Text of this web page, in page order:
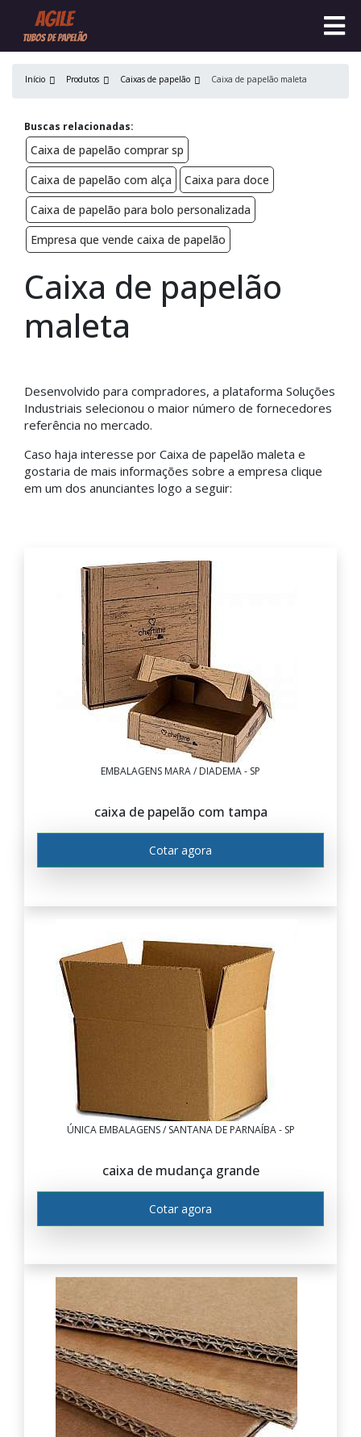
Início Produtos Caixas de papelão Caixa de papelão maleta
Buscas relacionadas:
Caixa de papelão comprar sp
Caixa de papelão com alça
Caixa para doce
Caixa de papelão para bolo personalizada
Empresa que vende caixa de papelão
Caixa de papelão
maleta
Desenvolvido para compradores, a plataforma Soluções
Industriais selecionou o maior número de fornecedores
referência no mercado.
Caso haja interesse por Caixa de papelão maleta e
gostaria de mais informações sobre a empresa clique
em um dos anunciantes logo a seguir:
EMBALAGENS MARA / DIADEMA - SP
caixa de papelão com tampa
Cotar agora
ÚNICA EMBALAGENS / SANTANA DE PARNAÍBA - SP
caixa de mudança grande
Cotar agora